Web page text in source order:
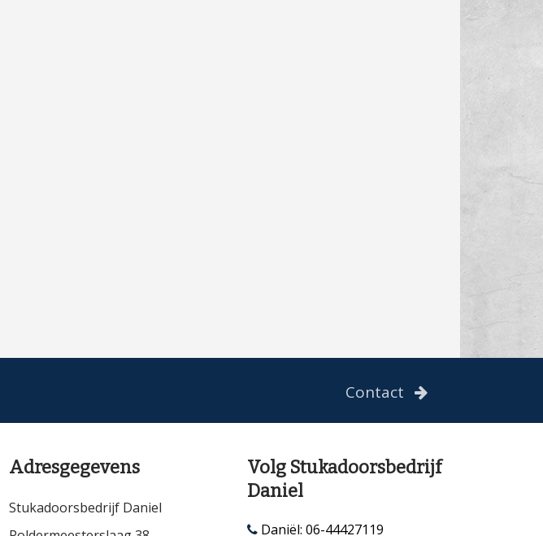
Contact
Adresgegevens
Stukadoorsbedrijf Daniel
Volg Stukadoorsbedrijf
Daniel
Daniël: 06-44427119